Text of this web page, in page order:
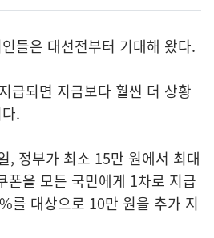
들은 대선전부터 기대해 왔다.
급되면 지금보다 훨씬 더 상황
.
, 정부가 최소 15만 원에서 최대
폰을 모든 국민에게 1차로 지급
를 대상으로 10만 원을 추가 지